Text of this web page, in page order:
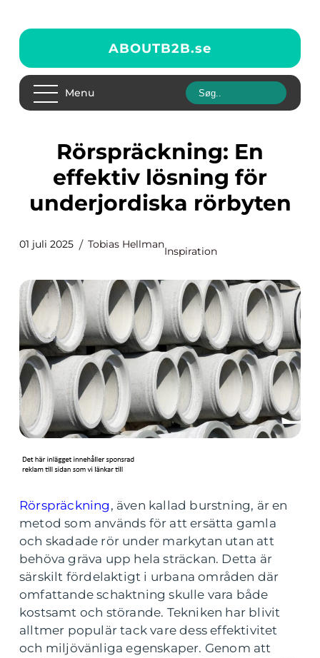
ABOUTB2B.se
Menu
Rörspräckning: En
effektiv lösning för
underjordiska rörbyten
01 juli 2025 Tobias Hellman
Inspiration
Rörspräckning , även kallad burstning, är en
metod som används för att ersätta gamla
och skadade rör under markytan utan att
behöva gräva upp hela sträckan. Detta är
särskilt fördelaktigt i urbana områden där
omfattande schaktning skulle vara både
kostsamt och störande. Tekniken har blivit
alltmer populär tack vare dess effektivitet
och miljövänliga egenskaper. Genom att